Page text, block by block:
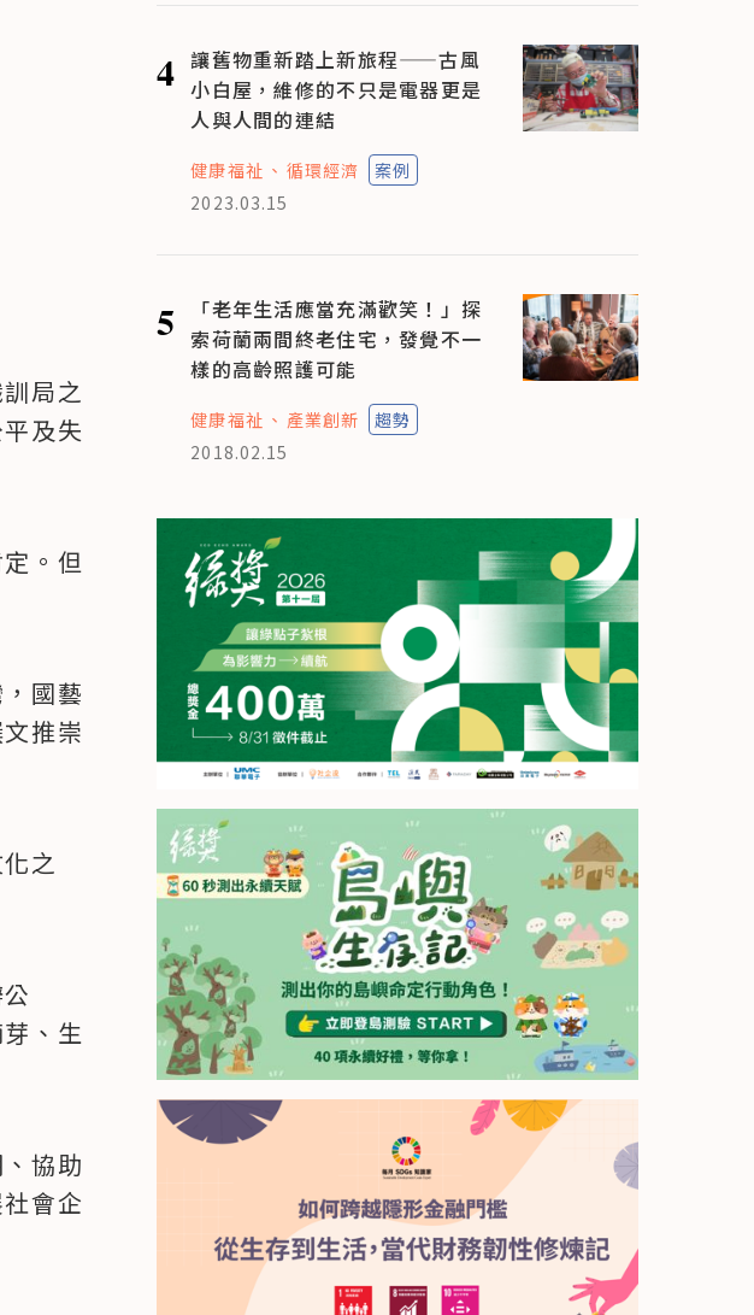
局之
及失
。但
國藝
推崇
之
、生
協助
會企
4 讓舊物重新踏上新旅程——古風
小白屋，維修的不只是電器更是
人與人間的連結
健康福祉 循環經濟
案例
2023.03.15
5
「老年生活應當充滿歡笑！」探
索荷蘭兩間終老住宅，發覺不一
樣的高齡照護可能
健康福祉 產業創新
趨勢
2018.02.15